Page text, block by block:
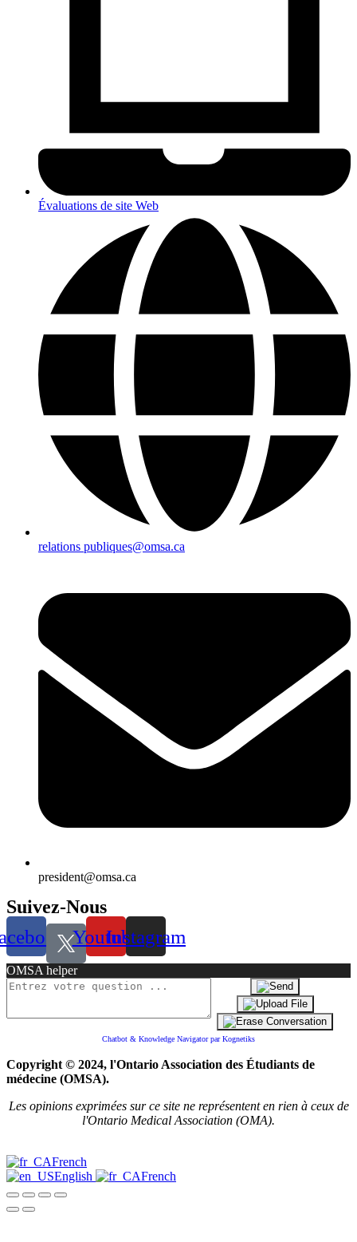
Évaluations de site Web
relations publiques@omsa.ca
president@omsa.ca
Suivez-Nous
YoutubeInstagram
OMSA helper
Chatbot & Knowledge Navigator par Kognetiks
Copyright © 2024, l'Ontario Association des Étudiants de
médecine (OMSA).
Les opinions exprimées sur ce site ne représentent en rien à ceux de
l'Ontario Medical Association (OMA).
French
English
French